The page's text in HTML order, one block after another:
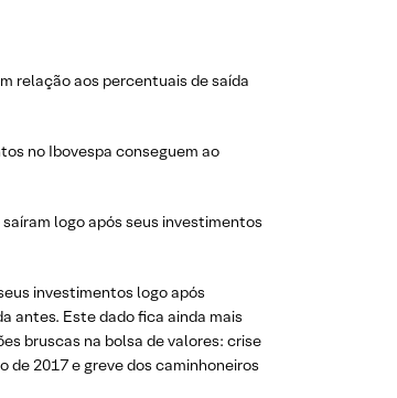
relação aos percentuais de saída
no Ibovespa conseguem ao
logo após seus investimentos
investimentos logo após
antes. Este dado fica ainda mais
bruscas na bolsa de valores: crise
de 2017 e greve dos caminhoneiros